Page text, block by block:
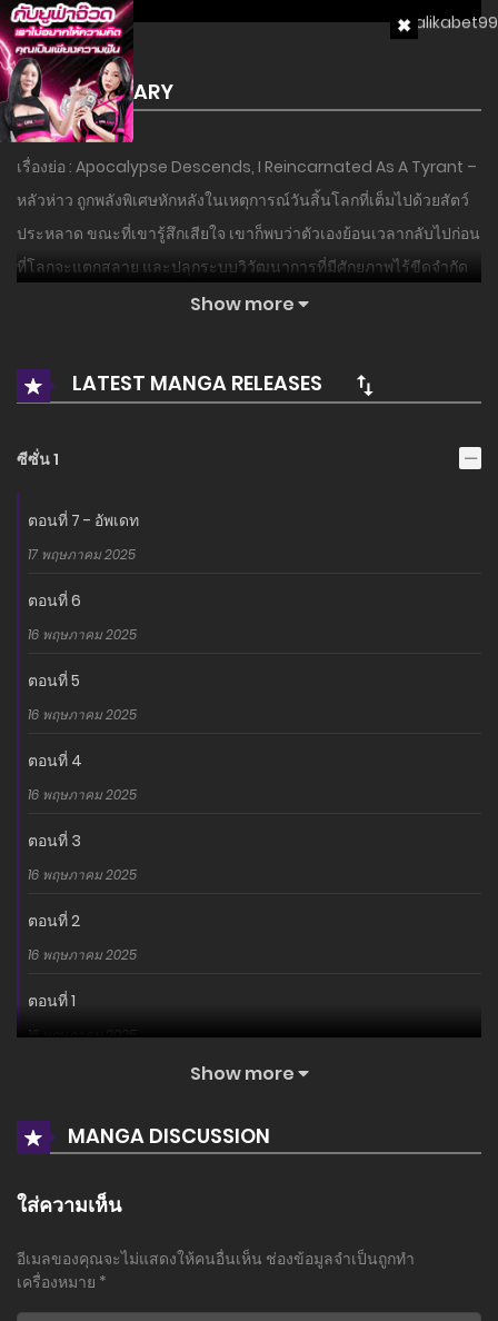
SUMMARY
เรื่องย่อ : Apocalypse Descends, I Reincarnated As A Tyrant –
หลัวห่าว ถูกพลังพิเศษหักหลังในเหตุการณ์วันสิ้นโลกที่เต็มไปด้วยสัตว์
ประหลาด ขณะที่เขารู้สึกเสียใจ เขาก็พบว่าตัวเองย้อนเวลากลับไปก่อน
ที่โลกจะแตกสลาย และปลุกระบบวิวัฒนาการที่มีศักยภาพไร้ขีดจำกัด
ขึ้นมา! ครั้งนี้ หลัวห่าวสาบานว่าจะแก้แค้นผู้ที่ทรยศต่อเขา และสร้าง
ก็ตาม พลังพิเศษเริ่มตื่นขึ้นก่อนเวลา และดูเหมือนว่าจะมีใครบางคน
กำลังบงการเหตุการณ์จากเงามืด ทุกอย่างกำลังหลุดจากการควบคุม สิ่ง
เขาไปสู่เส้นทางที่ย้อนกลับไม่ได้…
อ่านเรื่องนี้ก่อนใครได้ที่ MANGA-LC.NET เท่านั้น!
Show more
LATEST MANGA RELEASES
ซีซั่น 1
ตอนที่ 7 - อัพเดท
17 พฤษภาคม 2025
ตอนที่ 6
16 พฤษภาคม 2025
ตอนที่ 5
16 พฤษภาคม 2025
ตอนที่ 4
16 พฤษภาคม 2025
ตอนที่ 3
16 พฤษภาคม 2025
ตอนที่ 2
16 พฤษภาคม 2025
ตอนที่ 1
16 พฤษภาคม 2025
Show more
MANGA DISCUSSION
ใส่ความเห็น
อีเมลของคุณจะไม่แสดงให้คนอื่นเห็น ช่องข้อมูลจำเป็นถูกทำ
เครื่องหมาย *